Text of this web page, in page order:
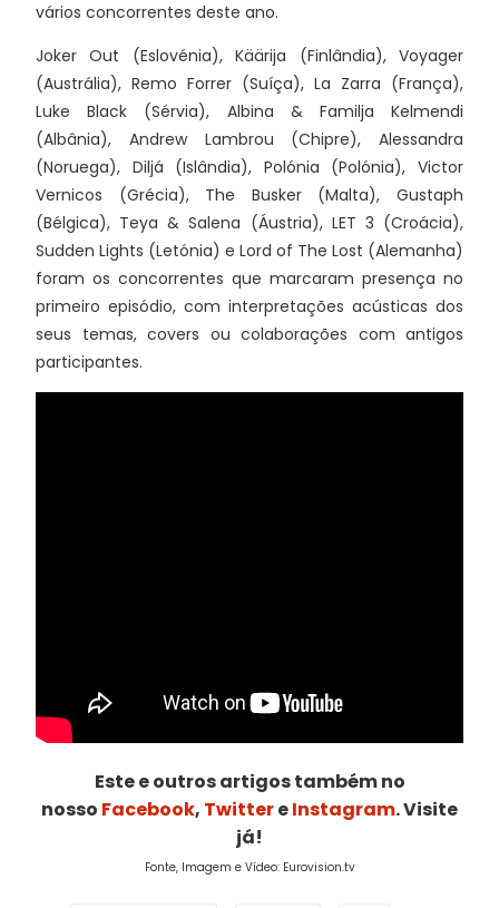
vários concorrentes deste ano.
Joker Out (Eslovénia), Käärija (Finlândia), Voyager
(Austrália), Remo Forrer (Suíça), La Zarra (França),
Luke Black (Sérvia), Albina & Familja Kelmendi
(Albânia), Andrew Lambrou (Chipre), Alessandra
(Noruega), Diljá (Islândia), Polónia (Polónia), Victor
Vernicos (Grécia), The Busker (Malta), Gustaph
(Bélgica), Teya & Salena (Áustria), LET 3 (Croácia),
Sudden Lights (Letónia) e Lord of The Lost (Alemanha)
foram os concorrentes que marcaram presença no
primeiro episódio, com interpretações acústicas dos
seus temas, covers ou colaborações com antigos
participantes.
Este e outros artigos também no
nosso Facebook, TwittereInstagram. Visite
já!
Fonte, Imagem e Vídeo: Eurovision.tv